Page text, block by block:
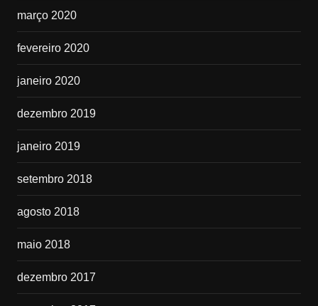
março 2020
fevereiro 2020
janeiro 2020
dezembro 2019
janeiro 2019
setembro 2018
agosto 2018
maio 2018
dezembro 2017